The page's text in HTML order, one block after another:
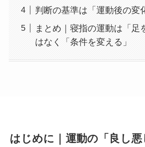
判断の基準は「運動後の変
まとめ｜寝指の運動は「足
はなく「条件を変える」
はじめに｜運動の「良し